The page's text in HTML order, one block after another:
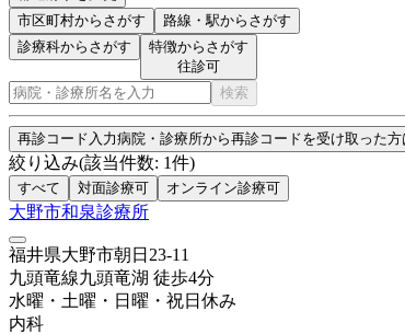
市区町村からさがす 路線・駅からさがす
診療科からさがす
特徴からさがす
往診可
検索
再診コード入力病院・診療所から再診コードを受け取った方
絞り込み(該当件数: 1件)
すべて 対面診療可 オンライン診療可
大野市和泉診療所
福井県大野市朝日23-11
九頭竜線九頭竜湖 徒歩4分
水曜・土曜・日曜・祝日 休み
内科